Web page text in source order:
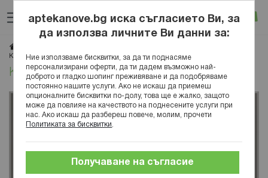
към
съдържанието
Вход
Как се слага хайлайтър - стъпка по стъпка
Как се слага хайлайтър - стъпка по стъпка
aptekanove.bg иска съгласието Ви, за
да използва личните Ви данни за:
Ние използваме бисквитки, за да ти поднасяме
персонализирани оферти, да ти дадем възможно най-
доброто и гладко шопинг преживяване и да подобряваме
постоянно нашите услуги. Ако не искаш да приемеш
опционалните бисквитки по-долу, това ще е жалко, защото
може да повлияе на качеството на поднесените услуги при
нас. Ако искаш да разбереш повече, молим, прочети
Политиката за бисквитки
Получаване на съгласие